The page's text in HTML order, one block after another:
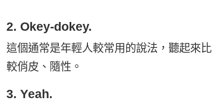
2. Okey-dokey.
這個通常是年輕人較常用的說法，聽起來比
較俏皮、隨性。
3. Yeah.